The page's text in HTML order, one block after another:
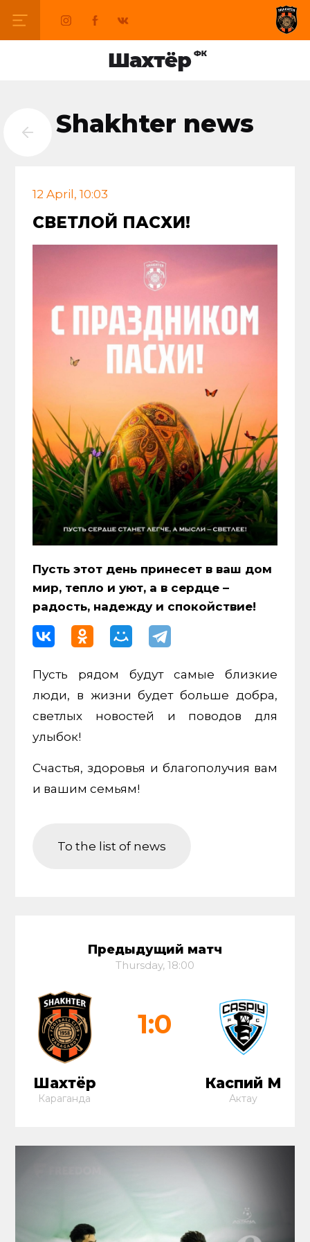
Shakhter news
12 April, 10:03
СВЕТЛОЙ ПАСХИ!
Пусть этот день принесет в ваш дом
мир, тепло и уют, а в сердце –
радость, надежду и спокойствие!
Пусть рядом будут самые близкие
люди, в жизни будет больше добра,
светлых новостей и поводов для
улыбок!
Счастья, здоровья и благополучия вам
и вашим семьям!
To the list of news
Предыдущий матч
Thursday, 18:00
Шахтёр
Караганда
1:0
Каспий М
Актау